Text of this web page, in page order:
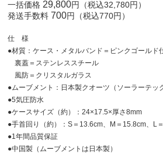
一括価格 29,800円（税込32,780円）
発送手数料 700円（税込770円）
仕 様
●材質：ケース・メタルバンド＝ピンクゴールド
裏蓋＝ステンレススチール
風防＝クリスタルガラス
●ムーブメント：日本製クオーツ（ソーラーテッ
●5気圧防水
●ケースサイズ（約）：24×17.5×厚さ8mm
●手首回り（約）：S＝13.6cm、M＝15.8cm、L
●1年間品質保証
●中国製（ムーブメントは日本製）